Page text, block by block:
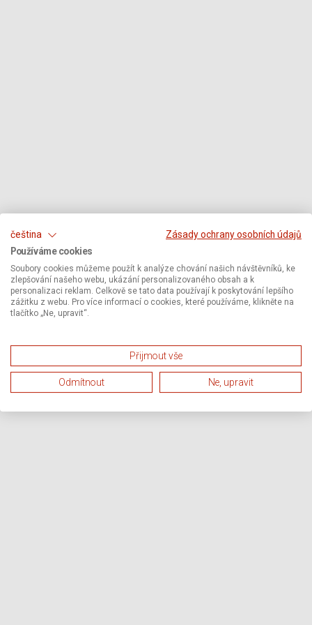
čeština
Zásady ochrany osobních údajů
Používáme cookies
Soubory cookies můžeme použít k analýze chování našich návštěvníků, ke
zlepšování našeho webu, ukázání personalizovaného obsah a k
personalizaci reklam. Celkově se tato data používají k poskytování lepšího
zážitku z webu. Pro více informací o cookies, které používáme, klikněte na
tlačítko „Ne, upravit“.
Přijmout vše
Odmítnout Ne, upravit